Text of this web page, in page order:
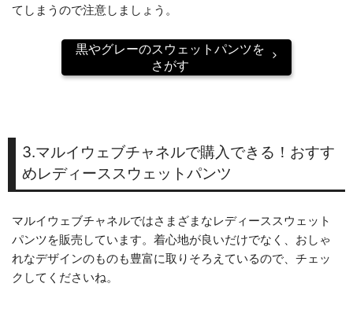
てしまうので注意しましょう。
黒やグレーのスウェットパンツを
さがす
3.マルイウェブチャネルで購入できる！おすす
めレディーススウェットパンツ
マルイウェブチャネルではさまざまなレディーススウェット
パンツを販売しています。着心地が良いだけでなく、おしゃ
れなデザインのものも豊富に取りそろえているので、チェッ
クしてくださいね。